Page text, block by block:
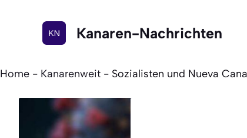
Kanaren-Nachrichten
Home - Kanarenweit - Sozialisten und Nueva